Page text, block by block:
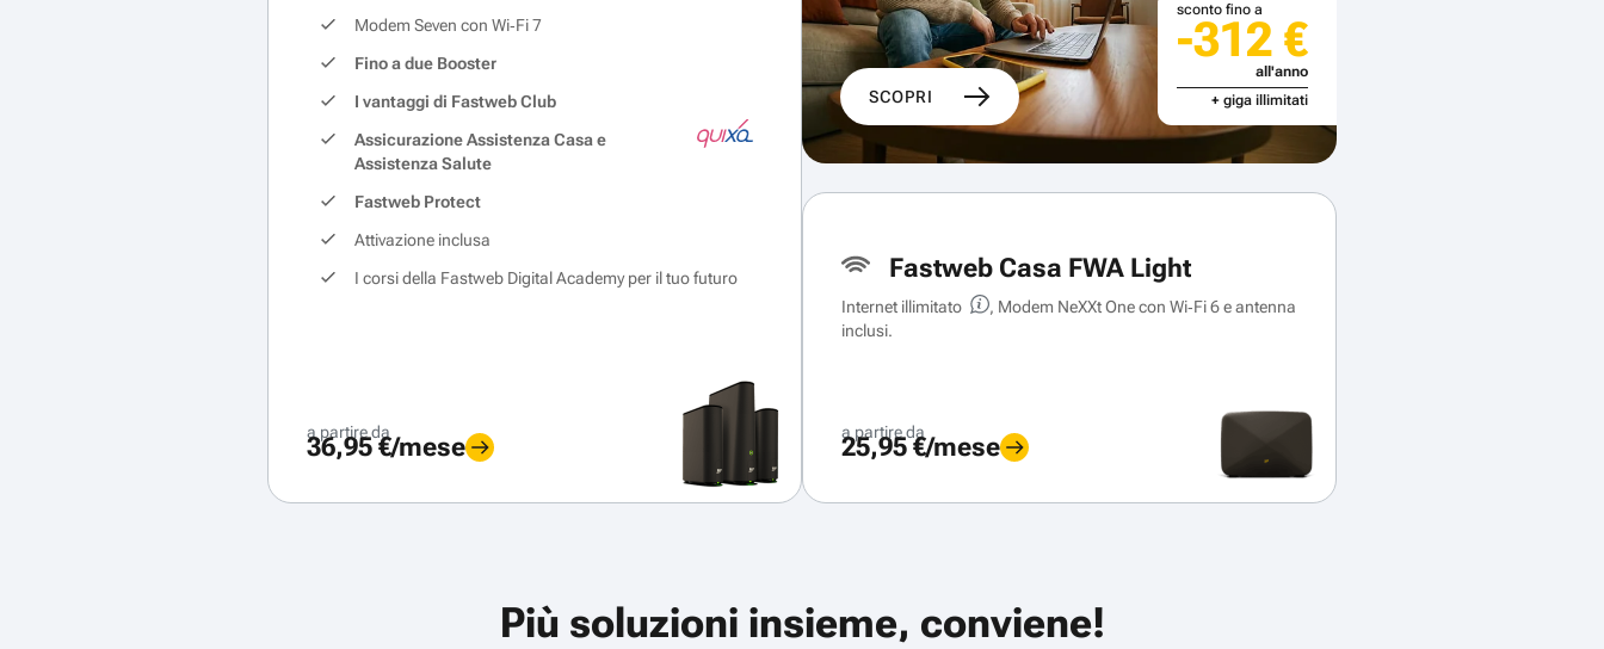
Modem Seven con Wi‑Fi 7
Fino a due Booster
I vantaggi di Fastweb Club
Assicurazione Assistenza Casa e
Assistenza Salute
Fastweb Protect
Attivazione inclusa
I corsi della Fastweb Digital Academy per il tuo futuro
a partire da
36,95 €/mese
SCOPRI
sconto fino a
-312 €
all'anno
+ giga illimitati
Fastweb Casa FWA Light
Internet illimitato
, Modem NeXXt One con Wi‑Fi 6 e antenna
inclusi.
a partire da
25,95 €/mese
Più soluzioni insieme, conviene!